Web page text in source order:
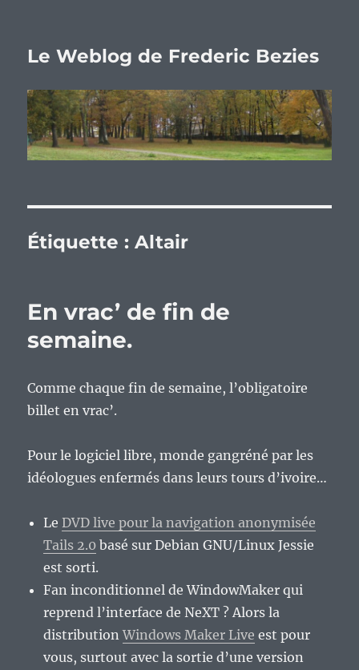
Le Weblog de Frederic Bezies
Étiquette :Altair
En vrac’ de fin de
semaine.
Comme chaque fin de semaine, l’obligatoire
billet en vrac’.
Pour le logiciel libre, monde gangréné par les
idéologues enfermés dans leurs tours d’ivoire…
LeDVD live pour la navigation anonymisée
Tails 2.0 basé sur Debian GNU/Linux Jessie
est sorti.
Fan inconditionnel de WindowMaker qui
reprend l’interface de NeXT ? Alors la
distributionWindows Maker Live est pour
vous, surtout avec la sortie d’une version